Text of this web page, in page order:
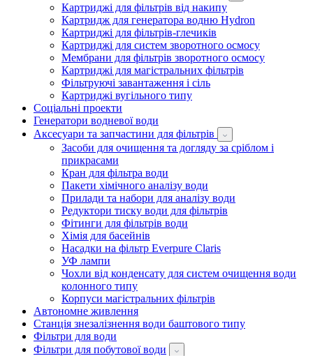
Картриджі для фільтрів від накипу
Картридж для генератора водню Hydron
Картриджі для фільтрів-глечиків
Картриджі для систем зворотного осмосу
Мембрани для фільтрів зворотного осмосу
Картриджі для магістральних фільтрів
Фільтруючі завантаження і сіль
Картриджі вугільного типу
Соціальні проекти
Генератори водневої води
Аксесуари та запчастини для фільтрів
Засоби для очищення та догляду за сріблом і
прикрасами
Кран для фільтра води
Пакети хімічного аналізу води
Прилади та набори для аналізу води
Редуктори тиску води для фільтрів
Фітинги для фільтрів води
Хімія для басейнів
Насадки на фільтр Everpure Claris
УФ лампи
Чохли від конденсату для систем очищення води
колонного типу
Корпуси магістральних фільтрів
Автономне живлення
Станція знезалізнення води баштового типу
Фільтри для води
Фільтри для побутової води